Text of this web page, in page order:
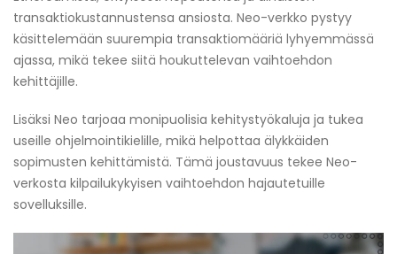
transaktiokustannustensa ansiosta. Neo-verkko pystyy
käsittelemään suurempia transaktiomääriä lyhyemmässä
ajassa, mikä tekee siitä houkuttelevan vaihtoehdon
kehittäjille.
Lisäksi Neo tarjoaa monipuolisia kehitystyökaluja ja tukea
useille ohjelmointikielille, mikä helpottaa älykkäiden
sopimusten kehittämistä. Tämä joustavuus tekee Neo-
verkosta kilpailukykyisen vaihtoehdon hajautetuille
sovelluksille.